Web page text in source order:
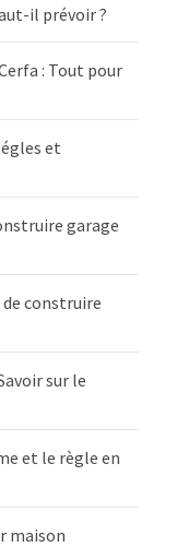
il prévoir ?
: Tout pour
et
garage
construire
sur le
et le règle en
maison